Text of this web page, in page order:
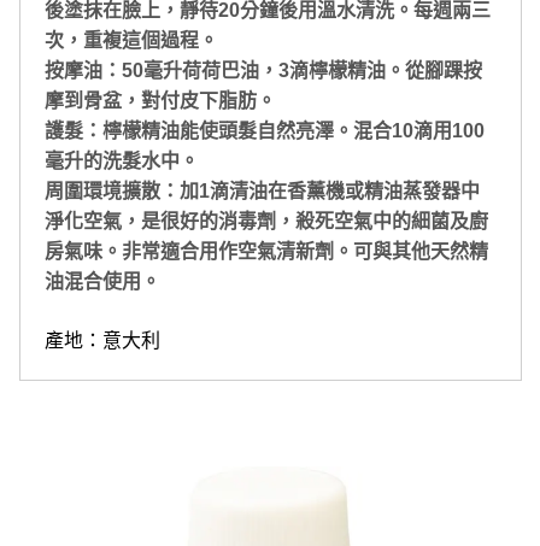
後塗抹在臉上，靜待20分鐘後用溫水清洗。每週兩三
次，重複這個過程。
按摩油：50毫升荷荷巴油，3滴檸檬精油。從腳踝按
摩到骨盆，對付皮下脂肪。
護髮：檸檬精油能使頭髮自然亮澤。混合10滴用100
毫升的洗髮水中。
周圍環境擴散：加1滴清油在香薰機或精油蒸發器中
淨化空氣，是很好的消毒劑，殺死空氣中的細菌及廚
房氣味。非常適合用作空氣清新劑。可與其他天然精
油混合使用。
產地：意大利